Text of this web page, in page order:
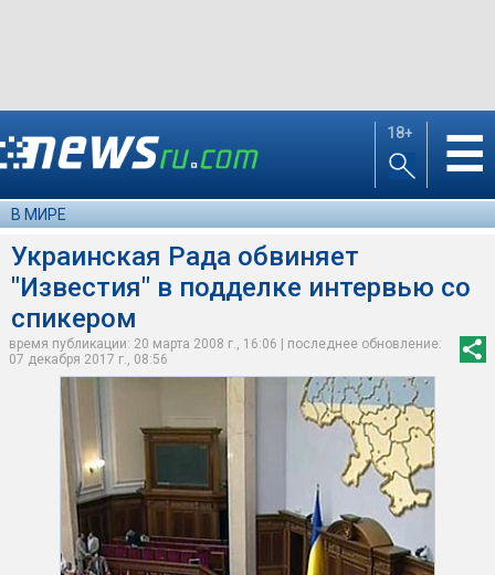
18+ ☰
В МИРЕ
Украинская Рада обвиняет
"Известия" в подделке интервью со
спикером
время публикации: 20 марта 2008 г., 16:06 | последнее обновление:
07 декабря 2017 г., 08:56